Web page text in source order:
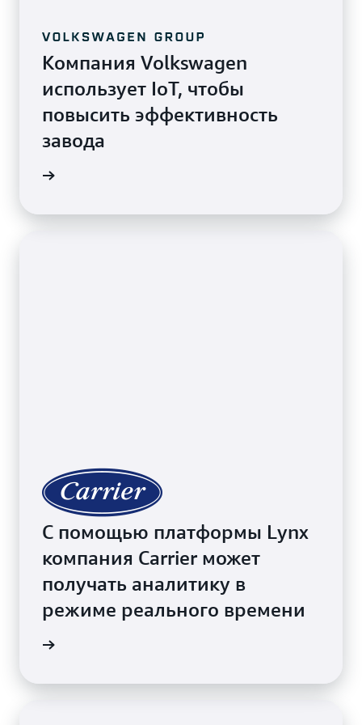
Компания Volkswagen
использует IoT, чтобы
повысить эффективность
завода
С помощью платформы Lynx
компания Carrier может
получать аналитику в
режиме реального времени